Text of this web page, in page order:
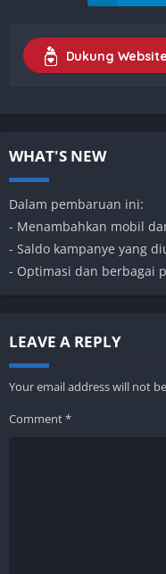
Dukung
WHAT'S NEW
Dalam pembaruan ini:
- Menambahkan mobil
- Saldo kampanye yang
- Optimasi dan berbagai
LEAVE A REPLY
Your email address will not
Comment*